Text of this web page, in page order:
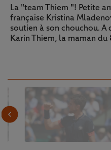
La "team Thiem "! Petite
française Kristina
soutien à son chouchou.
Karin Thiem, la maman